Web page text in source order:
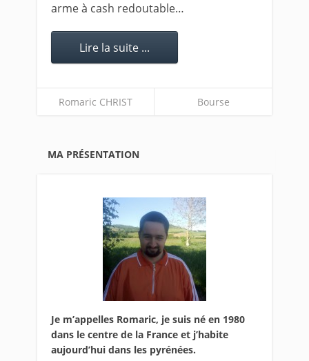
arme à cash redoutable…
Lire la suite ...
Romaric CHRIST Bourse
MA PRÉSENTATION
Je m’appelles Romaric, je suis né en 1980
dans le centre de la France et j’habite
aujourd’hui dans les pyrénées.